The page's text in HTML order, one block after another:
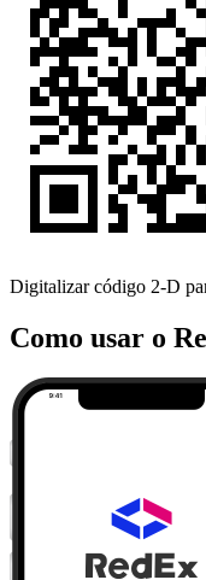
Digitalizar código 2-D
Como usar o